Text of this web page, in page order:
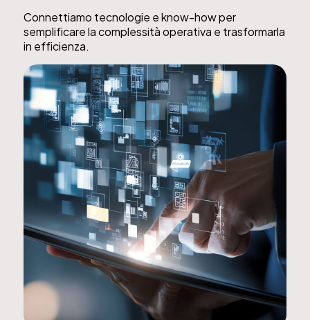
Connettiamo tecnologie e know-how per
semplificare la complessità operativa e trasformarla
in efficienza.